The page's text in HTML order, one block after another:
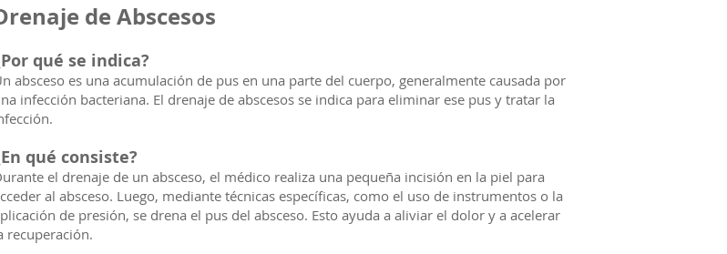
de Abscesos
qué se indica?
absceso es una acumulación de pus en una parte del cuerpo, generalmente causada por
infección bacteriana. El drenaje de abscesos se indica para eliminar ese pus y tratar la
qué consiste?
el drenaje de un absceso, el médico realiza una pequeña incisión en la piel para
al absceso. Luego, mediante técnicas específicas, como el uso de instrumentos o la
de presión, se drena el pus del absceso. Esto ayuda a aliviar el dolor y a acelerar
recuperación.​